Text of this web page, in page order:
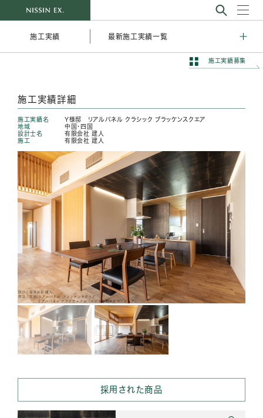
施工実績 最新施工実績一覧
施工実績募集
採用された商品
施工実績詳細
施工実績名
Y様邸 リアルパネル クラシック ブラッケンスクエア
地域
中国・四国
設計士名
有限会社 建人
施工
有限会社 建人